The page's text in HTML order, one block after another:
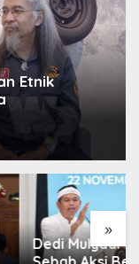
Etnik
»
Tegaskan